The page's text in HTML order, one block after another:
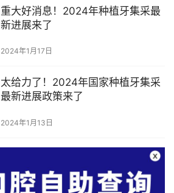
重大好消息！2024年种植牙集采最
新进展来了
2024年1月17日
太给力了！2024年国家种植牙集采
最新进展政策来了
2024年1月13日